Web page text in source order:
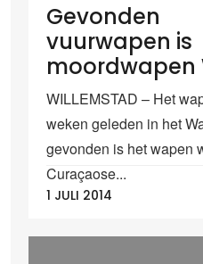
Gevonden
vuurwapen is
moordwapen
WILLEMSTAD – Het
weken geleden in het
gevonden is het wapen
Curaçaose...
1 JULI 2014